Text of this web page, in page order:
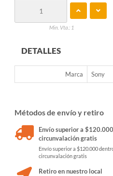
Min. Vta.: 1
DETALLES
Marca Sony
Métodos de envío y retiro
Envío superior a
circunvalación gratis
Envío superior a $120.000
circunvalación gratis
Retiro en nuestro local